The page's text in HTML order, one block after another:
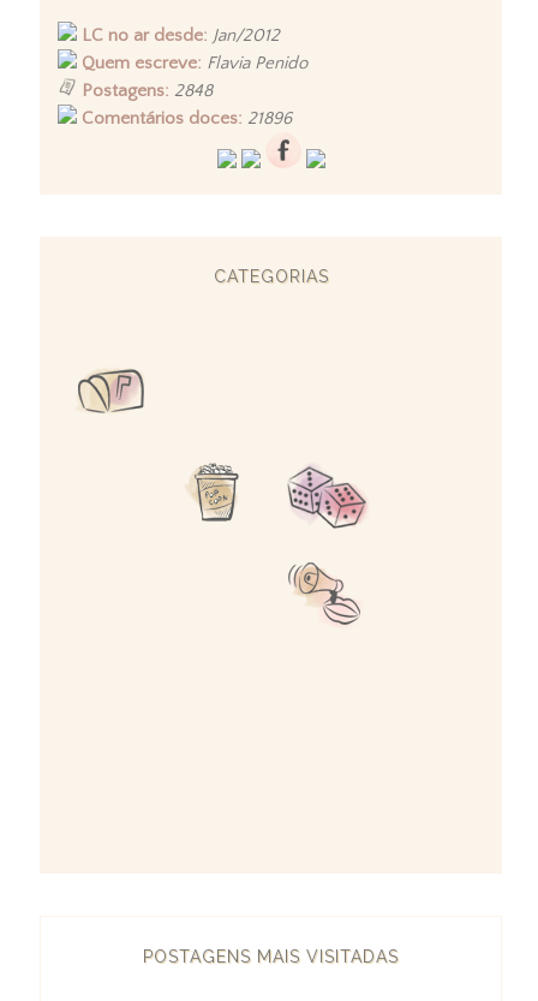
LC no ar desde: Jan/2012
Quem escreve: Flavia Penido
Postagens: 2848
Comentários doces: 21896
CATEGORIAS
POSTAGENS MAIS VISITADAS